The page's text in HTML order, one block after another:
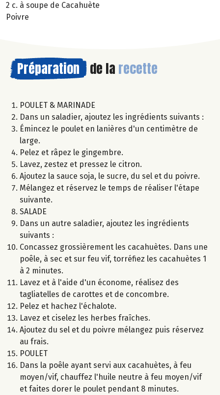
2 c. à soupe de Cacahuète
Poivre
Préparation de la recette
POULET & MARINADE
Dans un saladier, ajoutez les ingrédients suivants :
Émincez le poulet en lanières d'un centimètre de
large.
Pelez et râpez le gingembre.
Lavez, zestez et pressez le citron.
Ajoutez la sauce soja, le sucre, du sel et du poivre.
Mélangez et réservez le temps de réaliser l'étape
suivante.
SALADE
Dans un autre saladier, ajoutez les ingrédients
suivants :
Concassez grossièrement les cacahuètes. Dans une
poêle, à sec et sur feu vif, torréfiez les cacahuètes 1
à 2 minutes.
Lavez et à l'aide d'un économe, réalisez des
tagliatelles de carottes et de concombre.
Pelez et hachez l'échalote.
Lavez et ciselez les herbes fraîches.
Ajoutez du sel et du poivre mélangez puis réservez
au frais.
POULET
Dans la poêle ayant servi aux cacahuètes, à feu
moyen/vif, chauffez l'huile neutre à feu moyen/vif
et faites dorer le poulet pendant 8 minutes.